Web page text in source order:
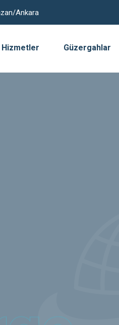
Ankara
Hizmetler Güzergahlar
her türlü